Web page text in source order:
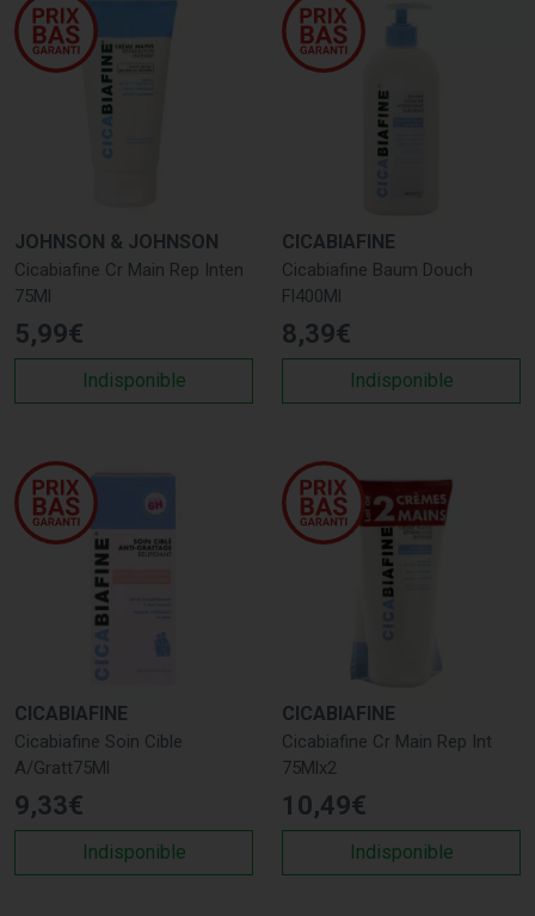
JOHNSON & JOHNSON
Cicabiafine Cr Main Rep Inten
75Ml
5,99€
Indisponible
CICABIAFINE
Cicabiafine Baum Douch
Fl400Ml
8,39€
Indisponible
CICABIAFINE
Cicabiafine Soin Cible
A/Gratt75Ml
9,33€
Indisponible
CICABIAFINE
Cicabiafine Cr Main Rep Int
75Mlx2
10,49€
Indisponible